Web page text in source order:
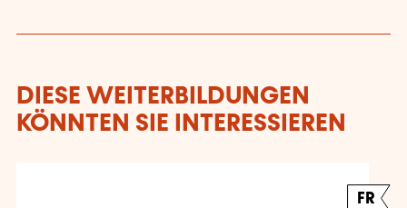
DIESE WEITERBILDUNGEN
KÖNNTEN SIE INTERESSIEREN
FR